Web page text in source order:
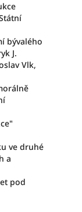
bývalého
J.
Vlk,
ve druhé
a
pod